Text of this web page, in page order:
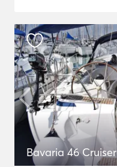
Bavaria 46 Cruiser